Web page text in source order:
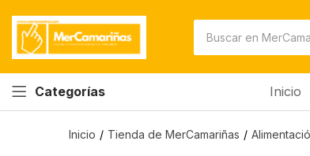
Categorías Inicio
Inicio Tienda de MerCamariñas
HOJALDRES DE ASTORGA
comentarios de